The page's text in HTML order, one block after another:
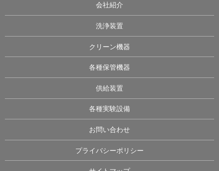
会社紹介
洗浄装置
クリーン機器
各種保管機器
供給装置
各種実験設備
お問い合わせ
プライバシーポリシー